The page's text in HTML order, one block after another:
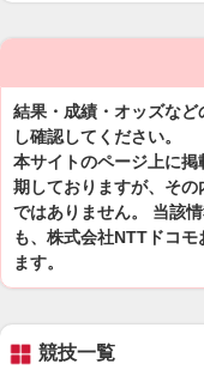
結果・成績・オッズな
し確認してください。
本サイトのページ上に
期しておりますが、そ
ではありません。 当該
も、株式会社NTTドコ
ます。
競技一覧